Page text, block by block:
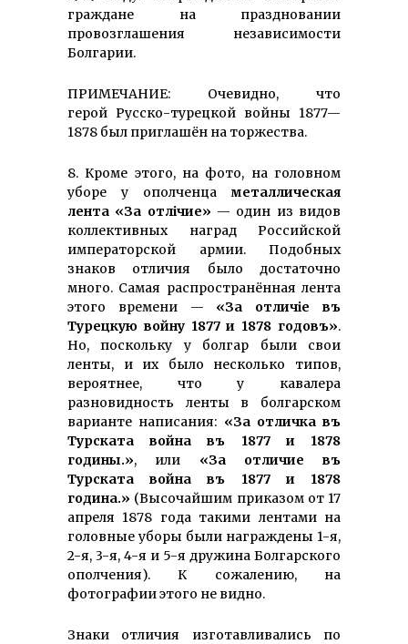
граждане на праздновании
провозглашения независимости
Болгарии.
ПРИМЕЧАНИЕ: Очевидно, что
герой Русско-турецкой войны 1877—
1878 был приглашён на торжества.
8. Кроме этого, на фото, на головном
уборе у ополченца металлическая
лента «За отлiчие» — один из видов
коллективных наград Российской
императорской армии. Подобных
знаков отличия было достаточно
много. Самая распространённая лента
этого времени — «За отличiе въ
Турецкую войну 1877 и 1878 годовъ».
Но, поскольку у болгар были свои
ленты, и их было несколько типов,
вероятнее, что у кавалера
разновидность ленты в болгарском
варианте написания: «За отличка въ
Турската война въ 1877 и 1878
годины.», или «За отличие въ
Турската война въ 1877 и 1878
година.» (Высочайшим приказом от 17
апреля 1878 года такими лентами на
головные уборы были награждены 1-я,
2-я, 3-я, 4-я и 5-я дружина Болгарского
ополчения). К сожалению, на
фотографии этого не видно.
Знаки отличия изготавливались по